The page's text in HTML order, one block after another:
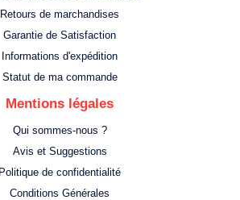
Retours de marchandises
Garantie de Satisfaction
Informations d'expédition
Statut de ma commande
Mentions légales
Qui sommes-nous ?
Avis et Suggestions
Politique de confidentialité
Conditions Générales